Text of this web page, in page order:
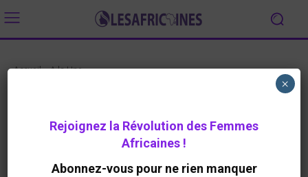
Accueil A la Une
Symposium Régional sur la
Cuisine Propre en Afrique de
Rejoignez la Révolution des Femmes
Africaines !
Abonnez-vous pour ne rien manquer
×